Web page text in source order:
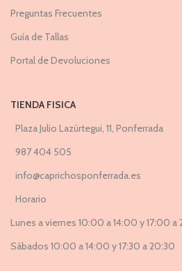
Preguntas Frecuentes
Guía de Tallas
Portal de Devoluciones
TIENDA FISICA
Plaza Julio Lazúrtegui, 11, Ponferrada
987 404 505
info@caprichosponferrada.es
Horario
Lunes a viernes 10:00 a 14:00 y 17:00 a
Sábados 10:00 a 14:00 y 17:30 a 20:30